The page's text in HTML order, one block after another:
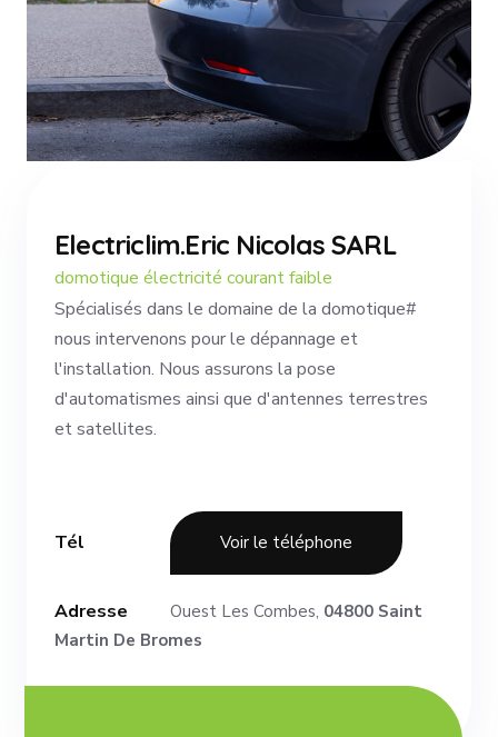
Electriclim.Eric Nicolas SARL
domotique électricité courant faible
Spécialisés dans le domaine de la domotique#
nous intervenons pour le dépannage et
l'installation. Nous assurons la pose
d'automatismes ainsi que d'antennes terrestres
et satellites.
Tél Voir le téléphone
Adresse Ouest Les Combes, 04800 Saint
Martin De Bromes